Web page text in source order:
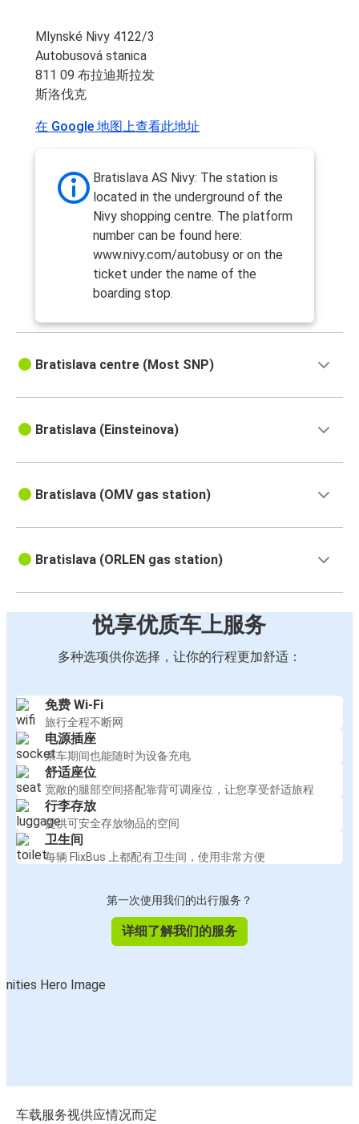
Mlynské Nivy 4122/3
Autobusová stanica
811 09 布拉迪斯拉发
斯洛伐克
在 Google 地图上查看此地址
Bratislava AS Nivy: The station is
located in the underground of the
Nivy shopping centre. The platform
number can be found here:
www.nivy.com/autobusy or on the
ticket under the name of the
boarding stop.
Bratislava centre (Most SNP)
Bratislava (Einsteinova)
Bratislava (OMV gas station)
Bratislava (ORLEN gas station)
悦享优质车上服务
多种选项供你选择，让你的行程更加舒适：
免费 Wi-Fi
旅行全程不断网
电源插座
乘车期间也能随时为设备充电
舒适座位
宽敞的腿部空间搭配靠背可调座位，让您享受舒适旅程
行李存放
提供可安全存放物品的空间
卫生间
每辆 FlixBus 上都配有卫生间，使用非常方便
第一次使用我们的出行服务？
详细了解我们的服务
车载服务视供应情况而定